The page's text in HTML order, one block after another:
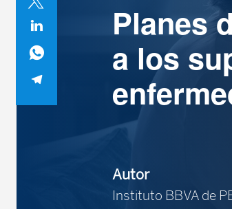
Planes
a los
Autor
Instituto BBVA de